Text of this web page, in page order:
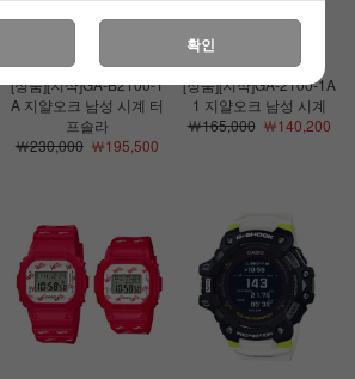
[정품][지샥]GA-B2100-1
A 지얄오크 남성 시계 터
프솔라
￦230,000￦195,500
[정품][지샥]GA-2100-1A
1 지얄오크 남성 시계
￦165,000￦140,200
확인